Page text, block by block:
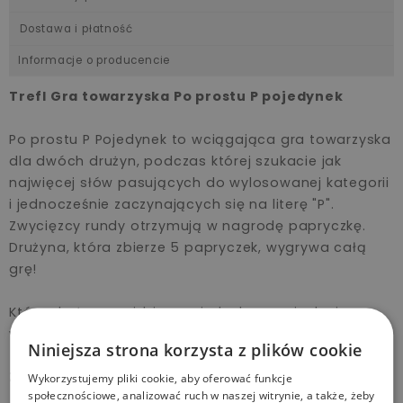
Dostawa i płatność
Informacje o producencie
Trefl Gra towarzyska Po prostu P pojedynek
Po prostu P Pojedynek to wciągająca gra towarzyska
dla dwóch drużyn, podczas której szukacie jak
najwięcej słów pasujących do wylosowanej kategorii
i jednocześnie zaczynających się na literę "P".
Zwycięzcy rundy otrzymują w nagrodę papryczkę.
Drużyna, która zbierze 5 papryczek, wygrywa całą
grę!
Która drużyna wyjdzie z pojedynku zwycięsko i
wskaże najwięcej unikatowych haseł? Sprawdźcie to!
Zawartość pudełka
Niniejsza strona korzysta z plików cookie
Wykorzystujemy pliki cookie, aby oferować funkcje
społecznościowe, analizować ruch w naszej witrynie, a także, żeby